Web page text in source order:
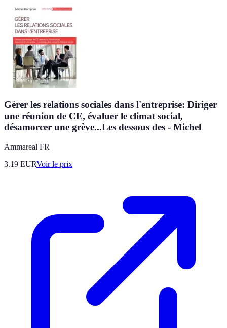
Gérer les relations sociales dans l'entreprise: Diriger
une réunion de CE, évaluer le climat social,
désamorcer une grève...Les dessous des - Michel
Ammareal FR
3.19 EURVoir le prix